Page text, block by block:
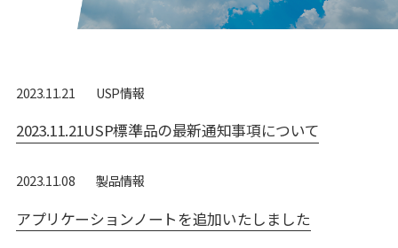
2023.11.21 USP情報
2023.11.21USP標準品の最新通知事項について
2023.11.08 製品情報
アプリケーションノートを追加いたしました